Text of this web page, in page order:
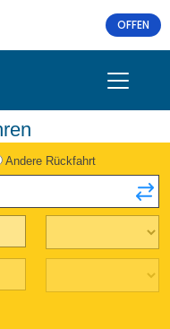
OFFEN
Andere Rückfahrt